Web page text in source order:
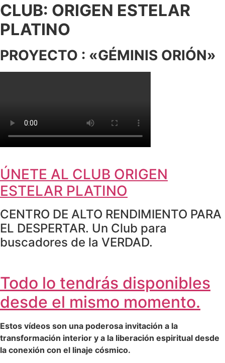
CLUB: ORIGEN ESTELAR
PLATINO
PROYECTO : «GÉMINIS ORIÓN»
ÚNETE AL CLUB ORIGEN
ESTELAR PLATINO
CENTRO DE ALTO RENDIMIENTO PARA
EL DESPERTAR. Un Club para
buscadores de la VERDAD.
Todo lo tendrás disponibles
desde el mismo momento.
Estos vídeos son una poderosa invitación a la
transformación interior y a la liberación espiritual desde
la conexión con el linaje cósmico.